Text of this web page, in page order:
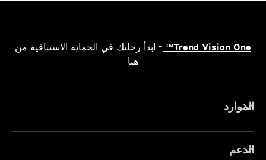
Trend Vision One™
- ابدأ رحلتك في الحماية الاستباقية من
هنا
الموارد
الدعم